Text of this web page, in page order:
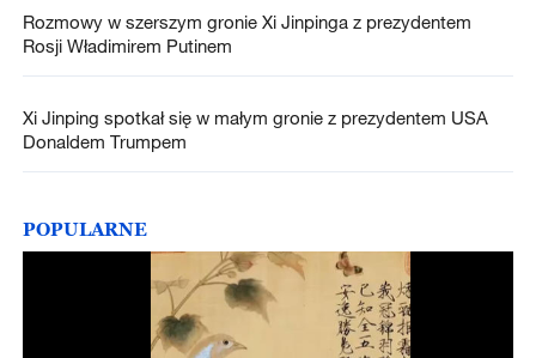
Rozmowy w szerszym gronie Xi Jinpinga z prezydentem
Rosji Władimirem Putinem
Xi Jinping spotkał się w małym gronie z prezydentem USA
Donaldem Trumpem
POPULARNE